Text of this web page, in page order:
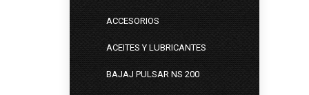
ACCESORIOS
ACEITES Y LUBRICANTES
BAJAJ PULSAR NS 200